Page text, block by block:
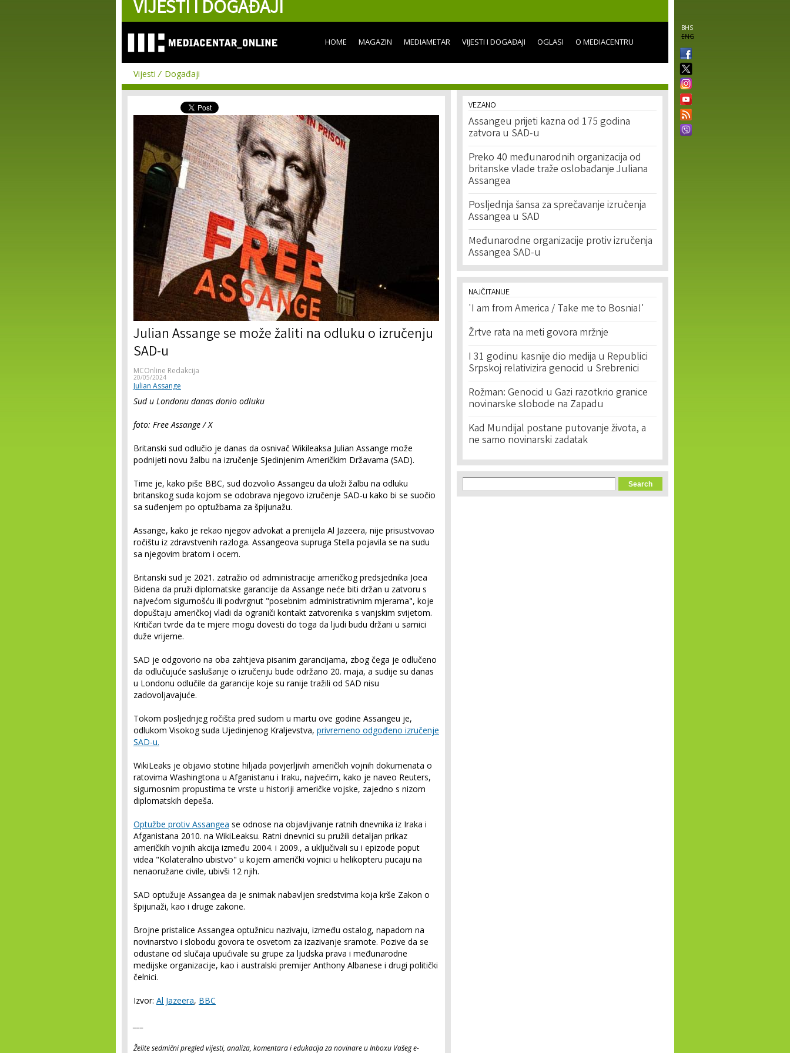
content
VIJESTI I DOGAĐAJI
BHS
ENG
HOME MAGAZIN MEDIAMETAR VIJESTI I DOGAĐAJI OGLASI O MEDIACENTRU
Vijesti Događaji
Julian Assange se može žaliti na odluku o izručenju
SAD-u
MCOnline Redakcija
20/05/2024
Julian Assange
Sud u Londonu danas donio odluku
foto: Free Assange / X
Britanski sud odlučio je danas da osnivač Wikileaksa Julian Assange može
podnijeti novu žalbu na izručenje Sjedinjenim Američkim Državama (SAD).
Time je, kako piše BBC, sud dozvolio Assangeu da uloži žalbu na odluku
britanskog suda kojom se odobrava njegovo izručenje SAD-u kako bi se suočio
sa suđenjem po optužbama za špijunažu.
Assange, kako je rekao njegov advokat a prenijela Al Jazeera, nije prisustvovao
ročištu iz zdravstvenih razloga. Assangeova supruga Stella pojavila se na sudu
sa njegovim bratom i ocem.
Britanski sud je 2021. zatražio od administracije američkog predsjednika Joea
Bidena da pruži diplomatske garancije da Assange neće biti držan u zatvoru s
najvećom sigurnošću ili podvrgnut "posebnim administrativnim mjerama", koje
dopuštaju američkoj vladi da ograniči kontakt zatvorenika s vanjskim svijetom.
Kritičari tvrde da te mjere mogu dovesti do toga da ljudi budu držani u samici
duže vrijeme.
SAD je odgovorio na oba zahtjeva pisanim garancijama, zbog čega je odlučeno
da odlučujuće saslušanje o izručenju bude održano 20. maja, a sudije su danas
u Londonu odlučile da garancije koje su ranije tražili od SAD nisu
zadovoljavajuće.
Tokom posljednjeg ročišta pred sudom u martu ove godine Assangeu je,
odlukom Visokog suda Ujedinjenog Kraljevstva, privremeno odgođeno izručenje
SAD-u.
WikiLeaks je objavio stotine hiljada povjerljivih američkih vojnih dokumenata o
ratovima Washingtona u Afganistanu i Iraku, najvećim, kako je naveo Reuters,
sigurnosnim propustima te vrste u historiji američke vojske, zajedno s nizom
diplomatskih depeša.
Optužbe protiv Assangea se odnose na objavljivanje ratnih dnevnika iz Iraka i
Afganistana 2010. na WikiLeaksu. Ratni dnevnici su pružili detaljan prikaz
američkih vojnih akcija između 2004. i 2009., a uključivali su i epizode poput
videa "Kolateralno ubistvo" u kojem američki vojnici u helikopteru pucaju na
nenaoružane civile, ubivši 12 njih.
SAD optužuje Assangea da je snimak nabavljen sredstvima koja krše Zakon o
špijunaži, kao i druge zakone.
Brojne pristalice Assangea optužnicu nazivaju, između ostalog, napadom na
novinarstvo i slobodu govora te osvetom za izazivanje sramote. Pozive da se
odustane od slučaja upućivale su grupe za ljudska prava i međunarodne
medijske organizacije, kao i australski premijer Anthony Albanese i drugi politički
čelnici.
Izvor: Al Jazeera, BBC
Želite sedmični pregled vijesti, analiza, komentara i edukacija za novinare u Inboxu Vašeg e-
VEZANO
Assangeu prijeti kazna od 175 godina
zatvora u SAD-u
Preko 40 međunarodnih organizacija od
britanske vlade traže oslobađanje Juliana
Assangea
Posljednja šansa za sprečavanje izručenja
Assangea u SAD
Međunarodne organizacije protiv izručenja
Assangea SAD-u
NAJČITANIJE
'I am from America / Take me to Bosnia!'
Žrtve rata na meti govora mržnje
I 31 godinu kasnije dio medija u Republici
Srpskoj relativizira genocid u Srebrenici
Rožman: Genocid u Gazi razotkrio granice
novinarske slobode na Zapadu
Kad Mundijal postane putovanje života, a
ne samo novinarski zadatak
Search form
Search